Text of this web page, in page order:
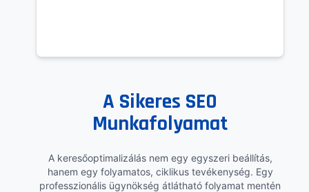
A Sikeres SEO
Munkafolyamat
A keresőoptimalizálás nem egy egyszeri beállítás,
hanem egy folyamatos, ciklikus tevékenység. Egy
professzionális ügynökség átlátható folyamat mentén